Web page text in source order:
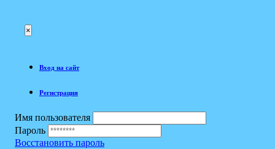
×
Вход на сайт
Регистрация
Имя пользователя
Пароль
Восстановить пароль